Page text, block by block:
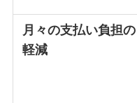
月々の支払い負担の
軽減